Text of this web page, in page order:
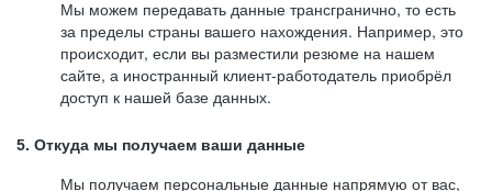
Мы можем передавать данные трансгранично, то есть
за пределы страны вашего нахождения. Например, это
происходит, если вы разместили резюме на нашем
сайте, а иностранный клиент-работодатель приобрёл
доступ к нашей базе данных.
5. Откуда мы получаем ваши данные
Мы получаем персональные данные напрямую от вас,